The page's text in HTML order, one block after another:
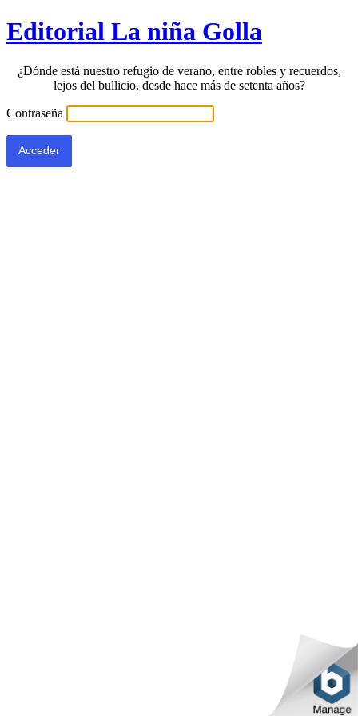
Editorial La niña Golla
¿Dónde está nuestro refugio de verano, entre robles y recuerdos,
lejos del bullicio, desde hace más de setenta años?
Contraseña